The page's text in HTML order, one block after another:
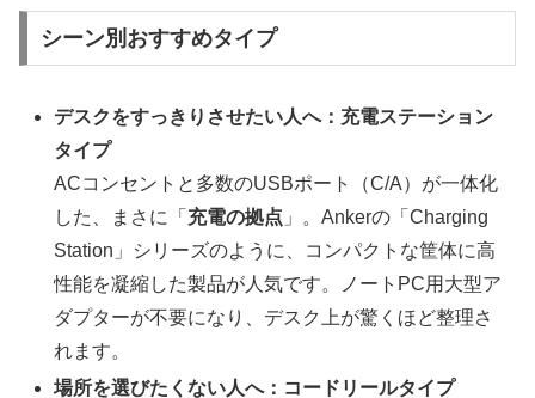
シーン別おすすめタイプ
デスクをすっきりさせたい人へ：充電ステーション
タイプ
ACコンセントと多数のUSBポート（C/A）が一体化
した、まさに「 充電の拠点 」。Ankerの「Charging
Station」シリーズのように、コンパクトな筐体に高
性能を凝縮した製品が人気です。ノートPC用大型ア
ダプターが不要になり、デスク上が驚くほど整理さ
れます。
場所を選びたくない人へ：コードリールタイプ